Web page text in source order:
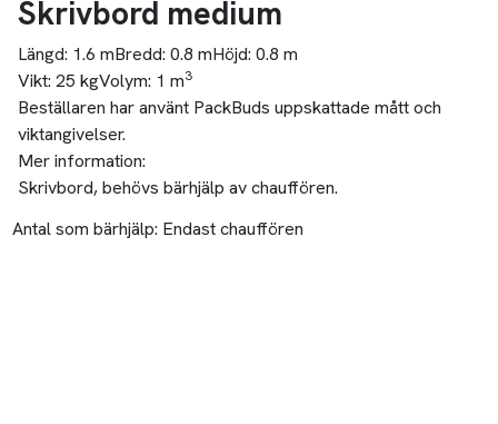
Skrivbord medium
Längd: 1.6 mBredd: 0.8 mHöjd: 0.8 m
Vikt: 25 kgVolym: 1 m3
Beställaren har använt PackBuds uppskattade mått och
viktangivelser.
Mer information:
Skrivbord, behövs bärhjälp av chauffören.
Antal som bärhjälp: Endast chauffören